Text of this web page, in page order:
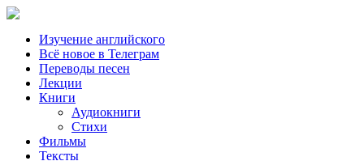
Изучение английского
Всё новое в Телеграм
Переводы песен
Лекции
Книги
Аудиокниги
Стихи
Фильмы
Тексты